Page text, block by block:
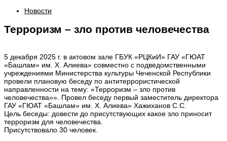
Новости
Терроризм – зло против человечества
5 декабря 2025 г. в актовом зале ГБУК «РЦКиИ» ГАУ «ГЮАТ
«Башлам» им. Х. Алиева» совместно с подведомственными
учреждениями Министерства культуры Чеченской Республики
провели плановую беседу по антитеррористической
направленности на тему: «Терроризм – зло против
человечества»». Провел беседу первый заместитель директора
ГАУ «ГЮАТ «Башлам» им. Х. Алиева» Хажиханов С.С.
Цель беседы: довести до присутствующих какое зло приносит
терроризм для человечества.
Присутствовало 30 человек.